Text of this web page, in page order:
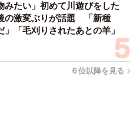
みたい」初めて川遊びをした
の激変ぶりが話題 「新種
」「毛刈りされたあとの羊」
６位以降を見る